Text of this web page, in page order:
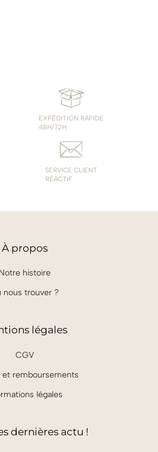
EXPÉDITION RAPIDE
48H/72H
SERVICE CLIENT
RÉACTIF
Àpropos
Notre histoire
nous trouver ?
légales
CGV
et remboursements
légales
dernières actu !